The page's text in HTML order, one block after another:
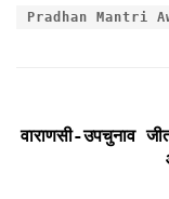
t
Pradhan Mantri
वाराणसी-उपचुनाव